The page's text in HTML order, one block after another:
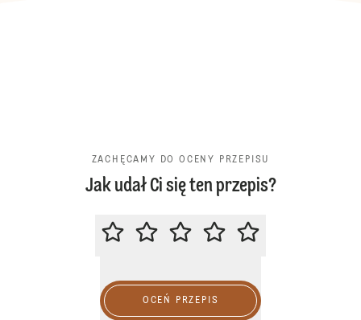
ZACHĘCAMY DO OCENY PRZEPISU
Jak udał Ci się ten przepis?
ZACHĘCAMY DO OCENY
OCEŃ PRZEPIS